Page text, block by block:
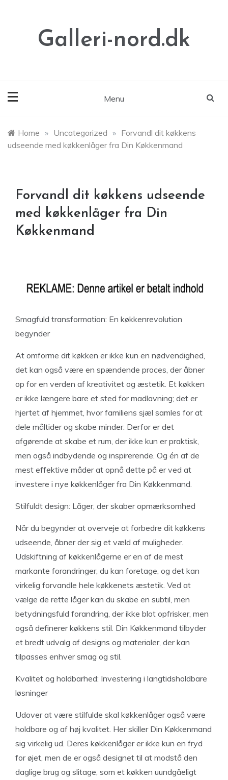
Galleri-nord.dk
Menu
Home » Uncategorized » Forvandl dit køkkens
udseende med køkkenlåger fra Din Køkkenmand
Forvandl dit køkkens udseende
med køkkenlåger fra Din
Køkkenmand
Smagfuld transformation: En køkkenrevolution
begynder
At omforme dit køkken er ikke kun en nødvendighed,
det kan også være en spændende proces, der åbner
op for en verden af kreativitet og æstetik. Et køkken
er ikke længere bare et sted for madlavning; det er
hjertet af hjemmet, hvor familiens sjæl samles for at
dele måltider og skabe minder. Derfor er det
afgørende at skabe et rum, der ikke kun er praktisk,
men også indbydende og inspirerende. Og én af de
mest effektive måder at opnå dette på er ved at
investere i nye køkkenlåger fra Din Køkkenmand.
Stilfuldt design: Låger, der skaber opmærksomhed
Når du begynder at overveje at forbedre dit køkkens
udseende, åbner der sig et væld af muligheder.
Udskiftning af køkkenlågerne er en af de mest
markante forandringer, du kan foretage, og det kan
virkelig forvandle hele køkkenets æstetik. Ved at
vælge de rette låger kan du skabe en subtil, men
betydningsfuld forandring, der ikke blot opfrisker, men
også definerer køkkens stil. Din Køkkenmand tilbyder
et bredt udvalg af designs og materialer, der kan
tilpasses enhver smag og stil.
Kvalitet og holdbarhed: Investering i langtidsholdbare
løsninger
Udover at være stilfulde skal køkkenlåger også være
holdbare og af høj kvalitet. Her skiller Din Køkkenmand
sig virkelig ud. Deres køkkenlåger er ikke kun en fryd
for øjet, men de er også designet til at modstå den
daglige brug og slitage, som et køkken uundgåeligt